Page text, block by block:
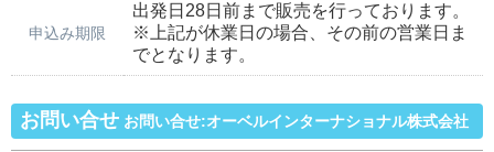
申込み期限
出発日28日前まで販売を行っております。
※上記が休業日の場合、その前の営業日ま
でとなります。
お問い合せ お問い合せ:オーベルインターナショナル株式会社